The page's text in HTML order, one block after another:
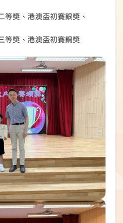
等獎、港澳盃初賽銀獎、
等獎、港澳盃初賽銅獎